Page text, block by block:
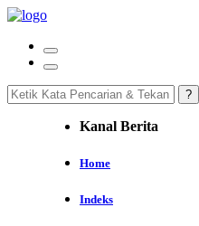
Kanal Berita
Home
Indeks